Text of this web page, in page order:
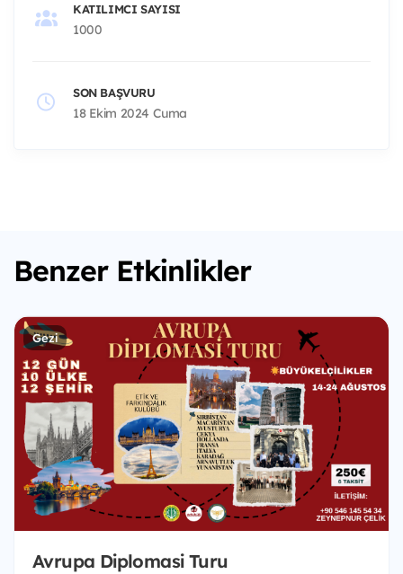
KATILIMCI SAYISI
1000
SON BAŞVURU
18 Ekim 2024 Cuma
Benzer Etkinlikler
Gezi
Avrupa Diplomasi Turu